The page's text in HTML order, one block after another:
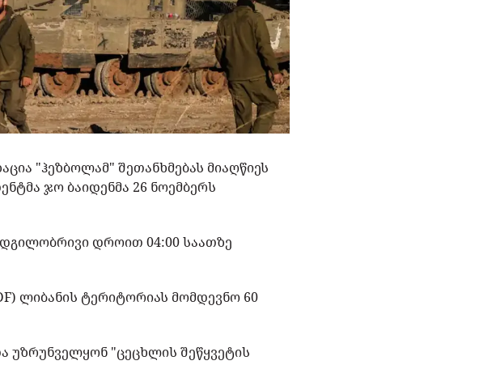
"ჰეზბოლამ" შეთანხმებას მიაღწიეს
ჯო ბაიდენმა 26 ნოემბერს
დროით 04:00 საათზე
ლიბანის ტერიტორიას მომდევნო 60
უზრუნველყონ "ცეცხლის შეწყვეტის